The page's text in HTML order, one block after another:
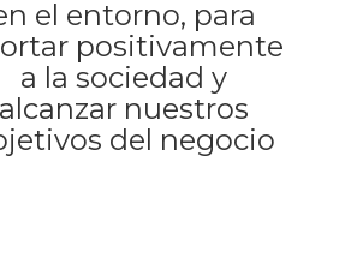
el entorno, para
positivamente
a la sociedad y
alcanzar nuestros
del negocio